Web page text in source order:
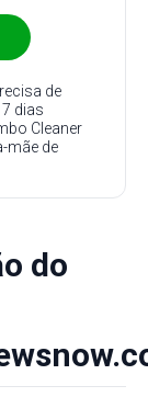
de
dias
Cleaner
mãe de
do